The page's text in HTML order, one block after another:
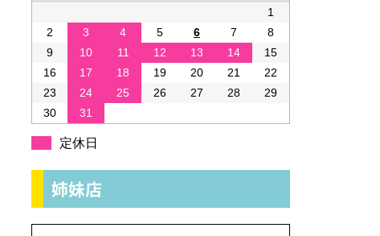
1
2
3 4 5 6 7
8
9
10 11 12 13 14
15
16
17 18 19 20 21
22
23
24 25 26 27 28
29
30
31
定休日
姉妹店